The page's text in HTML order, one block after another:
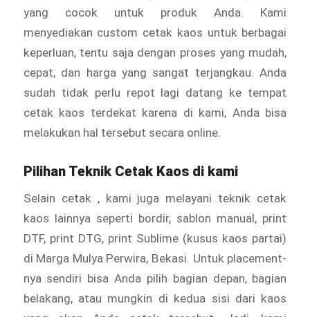
yang cocok untuk produk Anda. Kami
menyediakan custom cetak kaos untuk berbagai
keperluan, tentu saja dengan proses yang mudah,
cepat, dan harga yang sangat terjangkau. Anda
sudah tidak perlu repot lagi datang ke tempat
cetak kaos terdekat karena di kami, Anda bisa
melakukan hal tersebut secara online.
Pilihan Teknik Cetak Kaos di kami
Selain cetak , kami juga melayani teknik cetak
kaos lainnya seperti bordir, sablon manual, print
DTF, print DTG, print Sublime (kusus kaos partai)
di Marga Mulya Perwira, Bekasi. Untuk placement-
nya sendiri bisa Anda pilih bagian depan, bagian
belakang, atau mungkin di kedua sisi dari kaos